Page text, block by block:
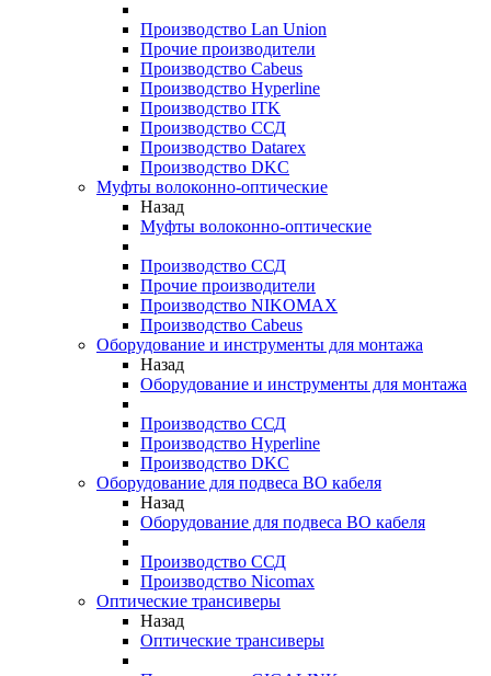
Производство Lan Union
Прочие производители
Производство Cabeus
Производство Hyperline
Производство ITK
Производство ССД
Производство Datarex
Производство DKC
Муфты волоконно-оптические
Назад
Муфты волоконно-оптические
Производство ССД
Прочие производители
Производство NIKOMAX
Производство Cabeus
Оборудование и инструменты для монтажа
Назад
Оборудование и инструменты для монтажа
Производство ССД
Производство Hyperline
Производство DKC
Оборудование для подвеса ВО кабеля
Назад
Оборудование для подвеса ВО кабеля
Производство ССД
Производство Nicomax
Оптические трансиверы
Назад
Оптические трансиверы